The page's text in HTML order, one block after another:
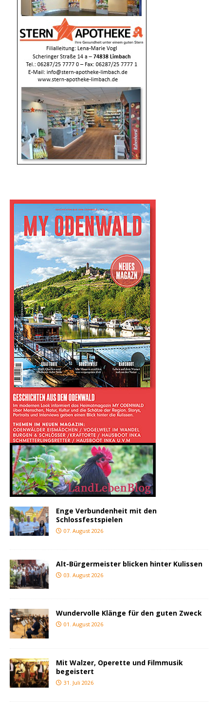
Enge Verbundenheit mit den
Schlossfestspielen
07. August 2026
Alt-Bürgermeister blicken hinter Kulissen
03. August 2026
Wundervolle Klänge für den guten Zweck
01. August 2026
Mit Walzer, Operette und Filmmusik
begeistert
31. Juli 2026